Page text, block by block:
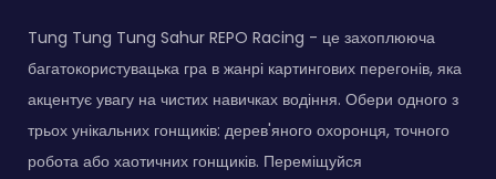
Tung Tung Tung Sahur REPO Racing - це захоплююча
багатокористувацька гра в жанрі картингових перегонів, яка
акцентує увагу на чистих навичках водіння. Обери одного з
трьох унікальних гонщиків: дерев'яного охоронця, точного
робота або хаотичних гонщиків. Переміщуйся